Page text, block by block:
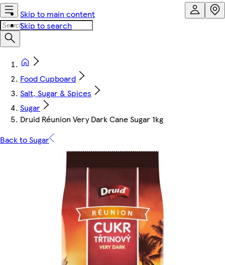
Skip to main content
Skip to search
Food Cupboard
Salt, Sugar & Spices
Sugar
Druid Réunion Very Dark Cane Sugar 1kg
Back to Sugar